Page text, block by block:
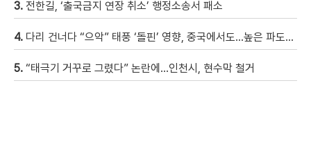
3. 전한길, ‘출국금지 연장 취소’ 행정소송서 패소
4. 다리 건너다 “으악” 태풍 ‘돌핀’ 영향, 중국에서도…높은 파도에 휩쓸려 9세 아이 실종 [현장영상]
5. “태극기 거꾸로 그렸다” 논란에…인천시, 현수막 철거